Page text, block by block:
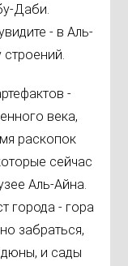
Даби.
- в Аль-
-
века,
раскопок
сейчас
Аль-Айна.
города - гора
забраться,
и сады